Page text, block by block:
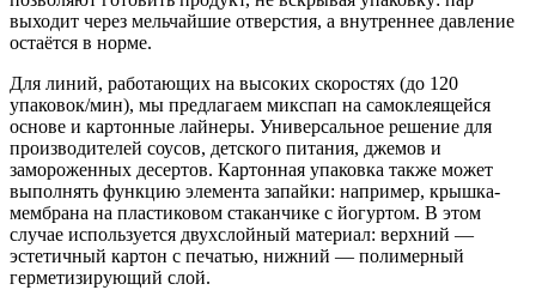
выходит через мельчайшие отверстия, а внутреннее давление
остаётся в норме.
Для линий, работающих на высоких скоростях (до 120
упаковок/мин), мы предлагаем микспап на самоклеящейся
основе и картонные лайнеры. Универсальное решение для
производителей соусов, детского питания, джемов и
замороженных десертов. Картонная упаковка также может
выполнять функцию элемента запайки: например, крышка-
мембрана на пластиковом стаканчике с йогуртом. В этом
случае используется двухслойный материал: верхний —
эстетичный картон с печатью, нижний — полимерный
герметизирующий слой.